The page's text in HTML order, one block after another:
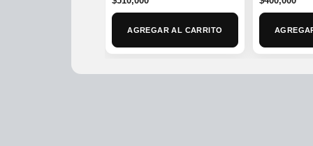
AGREGAR AL CARRITO